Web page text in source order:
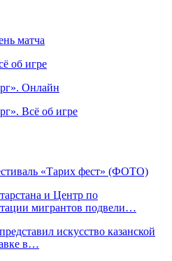
матча
об игре
Онлайн
Всё об игре
«Тарих фест» (ФОТО)
и Центр по
мигрантов подвели…
искусство казанской
в…